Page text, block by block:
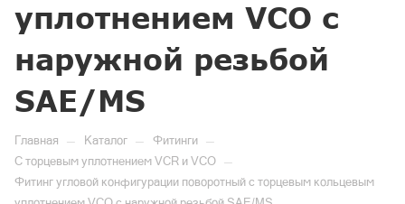
уплотнением VCO с
наружной резьбой
SAE/MS
Главная — Каталог — Фитинги —
С торцевым уплотнением VCR и VCO —
Фитинг угловой конфигурации поворотный с торцевым кольцевым